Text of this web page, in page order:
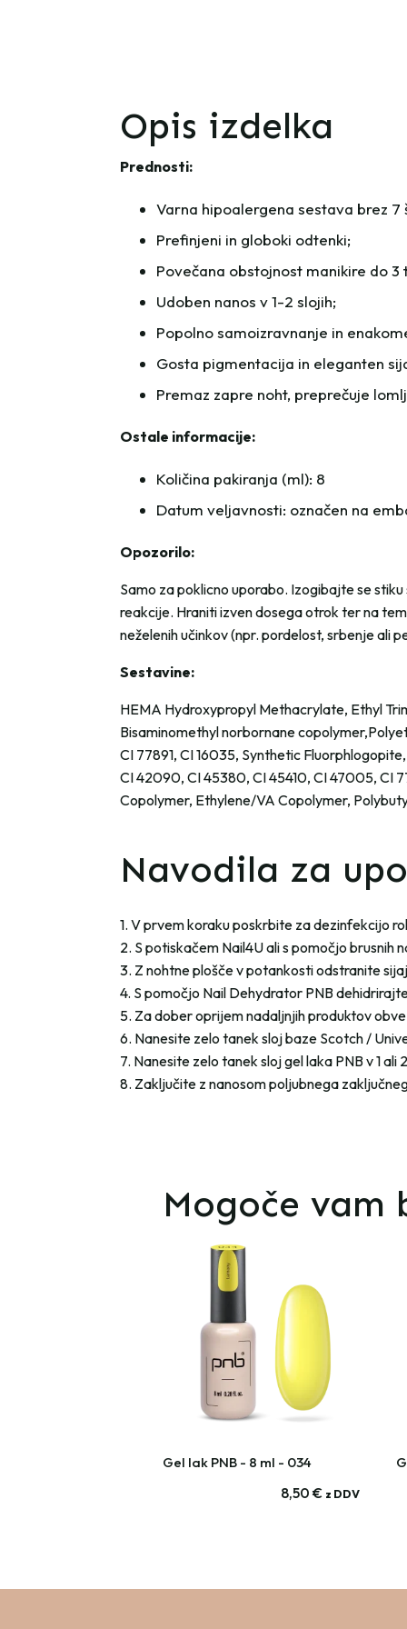
Opis izdelka
Prednosti:
Varna hipoalergena sestava brez 7
Prefinjeni in globoki odtenki;
Povečana obstojnost manikire do 3
Udoben nanos v 1-2 slojih;
Popolno samoizravnanje in
Gosta pigmentacija in eleganten
Premaz zapre noht, preprečuje
Ostale informacije:
Količina pakiranja (ml): 8
Datum veljavnosti: označen na
Opozorilo:
Samo za poklicno uporabo. Izogibajte se
reakcije. Hraniti izven dosega otrok ter na
neželenih učinkov (npr. pordelost, srbenje ali
Sestavine:
HEMA Hydroxypropyl Methacrylate, Ethyl
Bisaminomethyl norbornane
CI 77891, CI 16035, Synthetic
CI 42090, CI 45380, CI 45410, CI 47005, CI
Copolymer, Ethylene/VA Copolymer,
Navodila za
1. V prvem koraku poskrbite za dezinfekcijo
2. S potiskačem Nail4U ali s pomočjo
3. Z nohtne plošče v potankosti odstranite
4. S pomočjo Nail Dehydrator PNB
5. Za dober oprijem nadaljnjih produktov
6. Nanesite zelo tanek sloj baze Scotch /
7. Nanesite zelo tanek sloj gel laka PNB v 1
8. Zaključite z nanosom poljubnega
Mogoče vam
Gel lak PNB - 8 ml - 034
8,50 € z DDV